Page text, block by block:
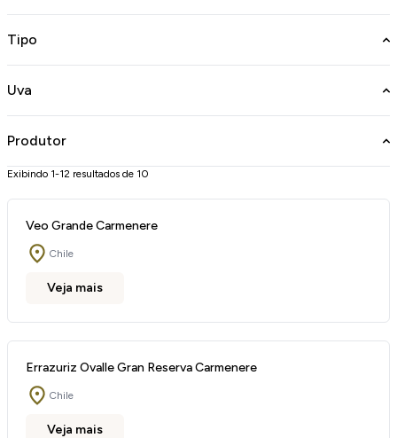
Tipo
Uva
Produtor
Exibindo 1-12 resultados de 10
Veo Grande Carmenere
Chile
Veja mais
Errazuriz Ovalle Gran Reserva Carmenere
Chile
Veja mais